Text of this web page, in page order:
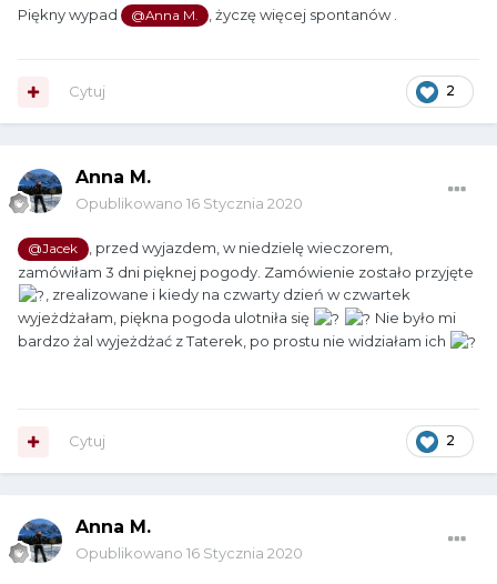
Piękny wypad @Anna M. , życzę więcej spontanów .
2
Cytuj
Anna M.
Opublikowano 16 Stycznia 2020
@Jacek
, przed wyjazdem, w niedzielę wieczorem,
zamówiłam 3 dni pięknej pogody. Zamówienie zostało przyjęte
, zrealizowane i kiedy na czwarty dzień w czwartek
wyjeżdżałam, piękna pogoda ulotniła się
Nie było mi
bardzo żal wyjeżdżać z Taterek, po prostu nie widziałam ich
2
Cytuj
Anna M.
Opublikowano 16 Stycznia 2020